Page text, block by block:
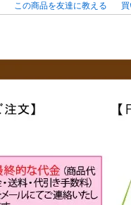
この商品を友達に教える